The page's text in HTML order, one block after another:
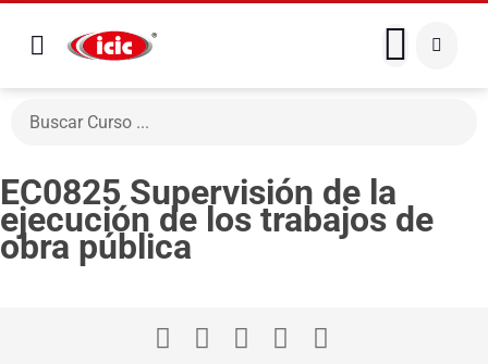
EC0825 Supervisión de la
ejecución de los trabajos de
obra pública